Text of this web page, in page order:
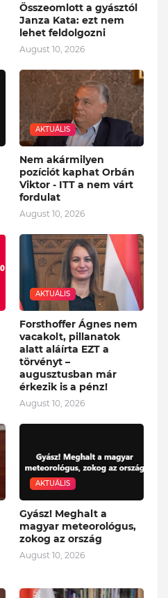
Összeomlott a gyásztól
Janza Kata: ezt nem
lehet feldolgozni
August 10, 2026
AKTUÁLIS
Nem akármilyen
pozíciót kaphat Orbán
Viktor - ITT a nem várt
fordulat
August 10, 2026
AKTUÁLIS
Forsthoffer Ágnes nem
vacakolt, pillanatok
alatt aláírta EZT a
törvényt –
augusztusban már
érkezik is a pénz!
August 10, 2026
AKTUÁLIS
Gyász! Meghalt a
magyar meteorológus,
zokog az ország
August 10, 2026